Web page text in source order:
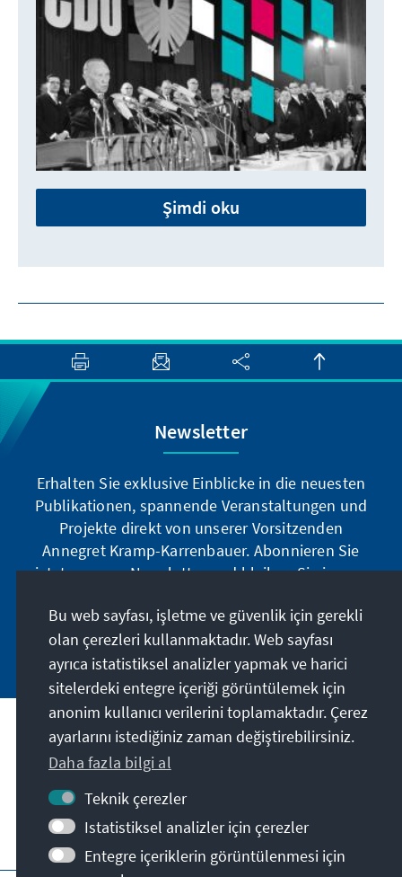
Şimdi oku
Newsletter
Erhalten Sie exklusive Einblicke in die neuesten
Publikationen, spannende Veranstaltungen und
Projekte direkt von unserer Vorsitzenden
Annegret Kramp-Karrenbauer. Abonnieren Sie
jetzt unseren Newsletter und bleiben Sie immer
Jetzt abonnieren
Misyonumuz
İletişim
Derneğin diğer teklifleri
Bu web sayfası, işletme ve güvenlik için gerekli
olan çerezleri kullanmaktadır. Web sayfası
ayrıca istatistiksel analizler yapmak ve harici
sitelerdeki entegre içeriği görüntülemek için
anonim kullanıcı verilerini toplamaktadır. Çerez
ayarlarını istediğiniz zaman değiştirebilirsiniz.
Daha fazla bilgi al
Teknik çerezler
Istatistiksel analizler için çerezler
Entegre içeriklerin görüntülenmesi için